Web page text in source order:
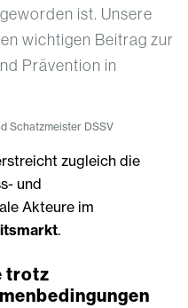
ist. Unsere
wichtigen Beitrag zur
Prävention in
Schatzmeister DSSV
zugleich die
und
Akteure im
.
trotz